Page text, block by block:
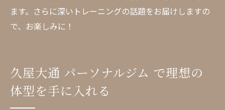
ます。さらに深いトレーニングの話題をお届けしますの
で、お楽しみに！
久屋大通 パーソナルジム で理想の
体型を手に入れる